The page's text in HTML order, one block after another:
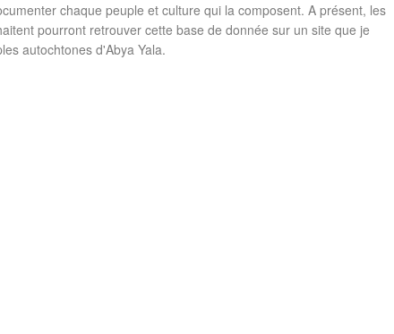
chaque peuple et culture qui la composent. A présent, les
pourront retrouver cette base de donnée sur un site que je
autochtones d'Abya Yala.